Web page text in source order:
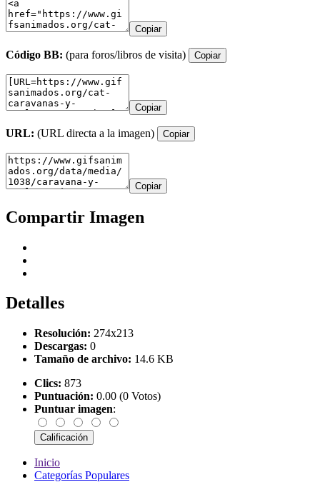
Copiar
Código BB: (para foros/libros de visita) Copiar
Copiar
URL: (URL directa a la imagen) Copiar
Copiar
Compartir Imagen
Detalles
Resolución: 274x213
Descargas: 0
Tamaño de archivo: 14.6 KB
Clics: 873
Puntuación: 0.00 (0 Votos)
Puntuar imagen:
Inicio
Categorías Populares